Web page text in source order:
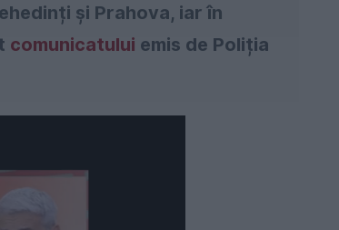
și Prahova, iar în
comunicatului emis de Poliția